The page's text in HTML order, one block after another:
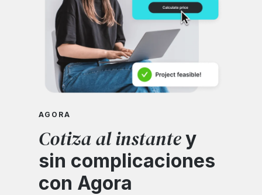
AGORA
Cotiza al instantey
sin complicaciones
con Agora